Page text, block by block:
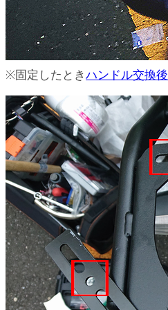
※固定したときハンドル交換後